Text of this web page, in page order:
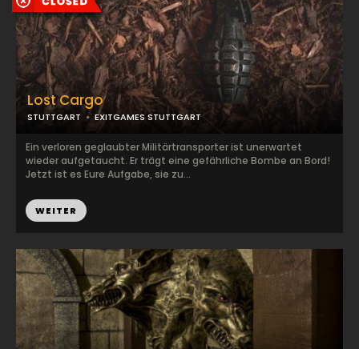
Lost Cargo
STUTTGART EXITGAMES STUTTGART
Ein verloren geglaubter Militärtransporter ist unerwartet
wieder aufgetaucht. Er trägt eine gefährliche Bombe an Bord!
Jetzt ist es Eure Aufgabe, sie zu...
WEITER